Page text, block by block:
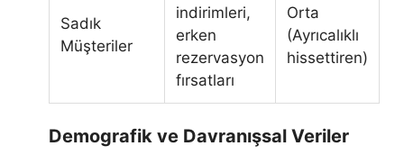
Sadık
Müşteriler
indirimleri,
erken
rezervasyon
fırsatları
Orta
(Ayrıcalıklı
hissettiren)
Demografik ve Davranışsal Veriler